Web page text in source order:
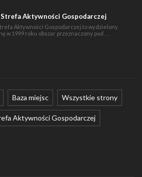
Strefa Aktywności Gospodarczej
Aktywności Gospodarczej to wydzielony
w 1999 roku obszar przeznaczony pod …
Baza miejsc Wszystkie strony
Aktywności Gospodarczej